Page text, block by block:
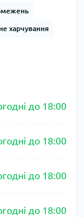
харчування
до 18:00
до 18:00
до 18:00
до 18:00